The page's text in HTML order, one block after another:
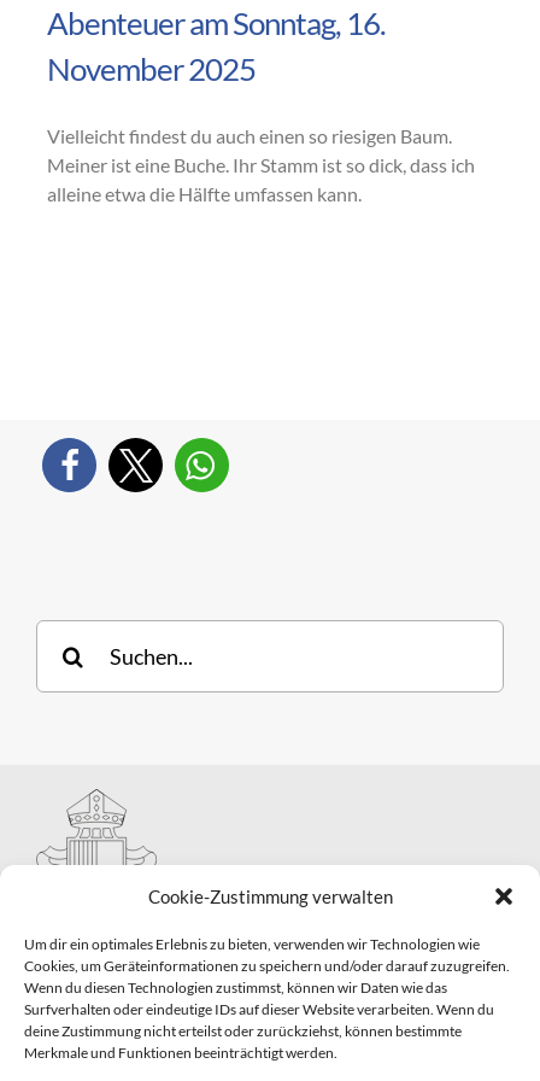
Cookie-Zustimmung verwalten
Um dir ein optimales Erlebnis zu bieten, verwenden wir Technologien wie
Cookies, um Geräteinformationen zu speichern und/oder darauf zuzugreifen.
Wenn du diesen Technologien zustimmst, können wir Daten wie das
Surfverhalten oder eindeutige IDs auf dieser Website verarbeiten. Wenn du
deine Zustimmung nicht erteilst oder zurückziehst, können bestimmte
Merkmale und Funktionen beeinträchtigt werden.
Abenteuer am Sonntag, 16.
November 2025
Vielleicht findest du auch einen so riesigen Baum.
Meiner ist eine Buche. Ihr Stamm ist so dick, dass ich
alleine etwa die Hälfte umfassen kann.
nach:
Hauptabteilung II – Seelsorge
Pastorale Grunddienste und Sakramentenpastoral
Telefon: 0821 3166-2593
gemeindepastoral@bistum-augsburg.de